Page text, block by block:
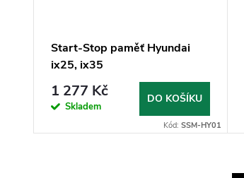
Start-Stop paměť Hyundai
ix25, ix35
1 277 Kč
Skladem
DO KOŠÍKU
Kód:SSM-HY01